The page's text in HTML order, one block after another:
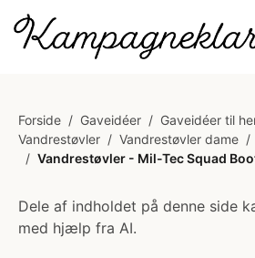
Forside / Gaveidéer / Gaveidéer til
Vandrestøvler / Vandrestøvler dame /
/ Vandrestøvler - Mil-Tec Squad
Dele af indholdet på denne side
med hjælp fra AI.